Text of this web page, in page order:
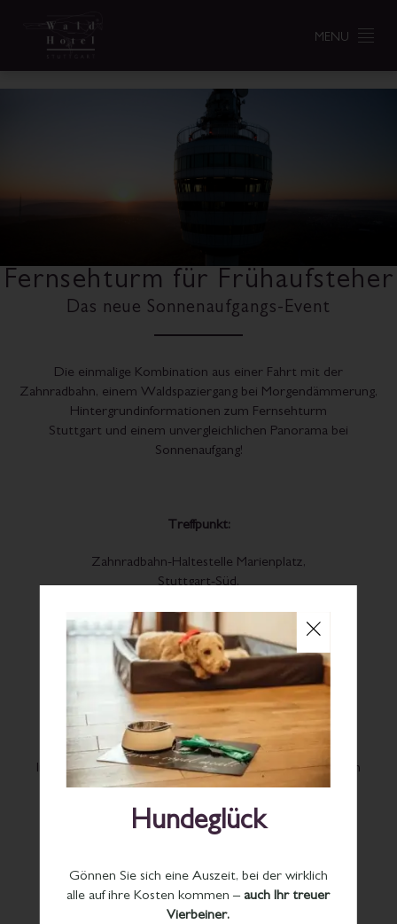
MENU
Fernsehturm für Frühaufsteher
Das neue Sonnenaufgangs-Event
Die einmalige Kombination aus einer Fahrt mit der
Zahnradbahn, einem Waldspaziergang bei Morgendämmerung,
Hintergrundinformationen zum Fernsehturm
Stuttgart und einem unvergleichlichen Panorama bei
Sonnenaufgang!
Treffpunkt:
Zahnradbahn-Haltestelle Marienplatz,
Stuttgart-Süd,
Dauer:
ca. 2,5 Stunden
Preis:
75 €
Im Ticketpreis enthalten: Zahnradbahnfahrt, Eintritt zum
Fernsehturm und Sektfrühstück
08.09.2018, 05:00 Uhr
Hundeglück
Gönnen Sie sich eine Auszeit, bei der wirklich
alle auf ihre Kosten kommen – auch Ihr treuer
Vierbeiner.